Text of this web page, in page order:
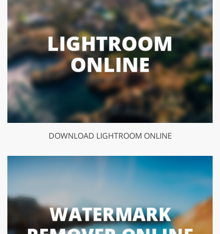
DOWNLOAD LIGHTROOM ONLINE